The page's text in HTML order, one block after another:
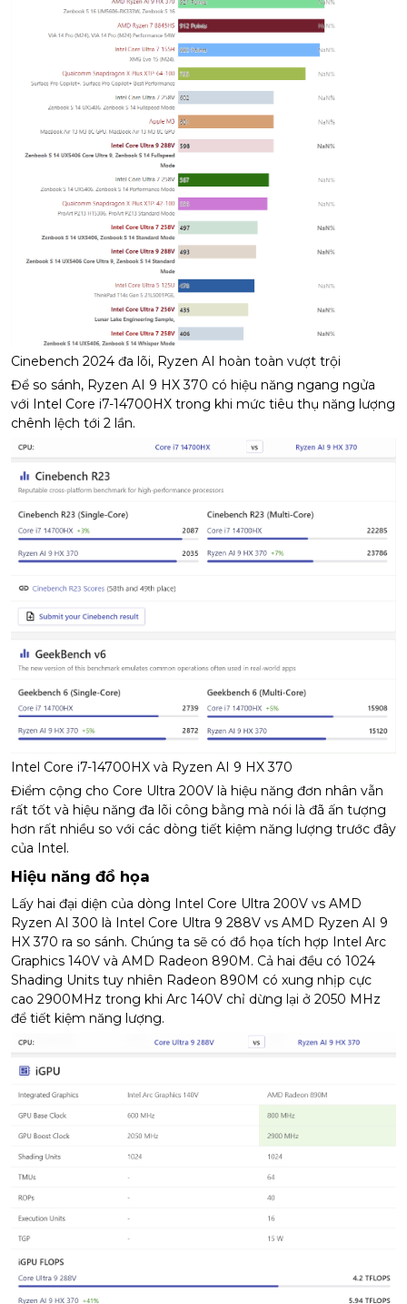
Cinebench 2024 đa lõi, Ryzen AI hoàn toàn vượt trội
Để so sánh, Ryzen AI 9 HX 370 có hiệu năng ngang ngửa
với Intel Core i7-14700HX trong khi mức tiêu thụ năng lượng
chênh lệch tới 2 lần.
Intel Core i7-14700HX và Ryzen AI 9 HX 370
Điểm cộng cho Core Ultra 200V là hiệu năng đơn nhân vẫn
rất tốt và hiệu năng đa lõi công bằng mà nói là đã ấn tượng
hơn rất nhiều so với các dòng tiết kiệm năng lượng trước đây
của Intel.
Hiệu năng đồ họa
Lấy hai đại diện của dòng Intel Core Ultra 200V vs AMD
Ryzen AI 300 là Intel Core Ultra 9 288V vs AMD Ryzen AI 9
HX 370 ra so sánh. Chúng ta sẽ có đồ họa tích hợp Intel Arc
Graphics 140V và AMD Radeon 890M. Cả hai đều có 1024
Shading Units tuy nhiên Radeon 890M có xung nhịp cực
cao 2900MHz trong khi Arc 140V chỉ dừng lại ở 2050 MHz
để tiết kiệm năng lượng.